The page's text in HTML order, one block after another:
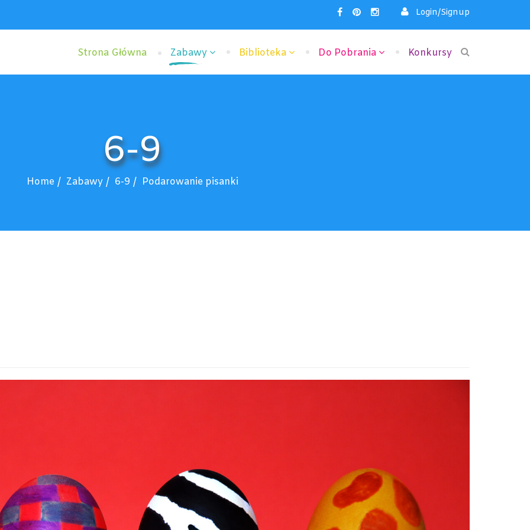
Login/Signup
Strona Główna Zabawy Biblioteka Do Pobrania Konkursy
6-9
Home Zabawy 6-9 Podarowanie pisanki